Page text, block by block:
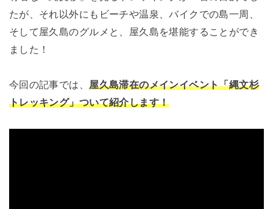
たが、それ以外にもビーチや温泉、バイクでの島一周、
そして屋久島のグルメと、屋久島を堪能することができ
ました！
今回の記事では、屋久島滞在のメインイベント「縄文杉
トレッキング」ついて紹介します！